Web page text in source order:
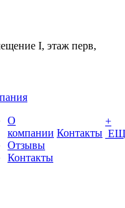
I, этаж перв,
О
компании
Отзывы
Контакты
Контакты
+